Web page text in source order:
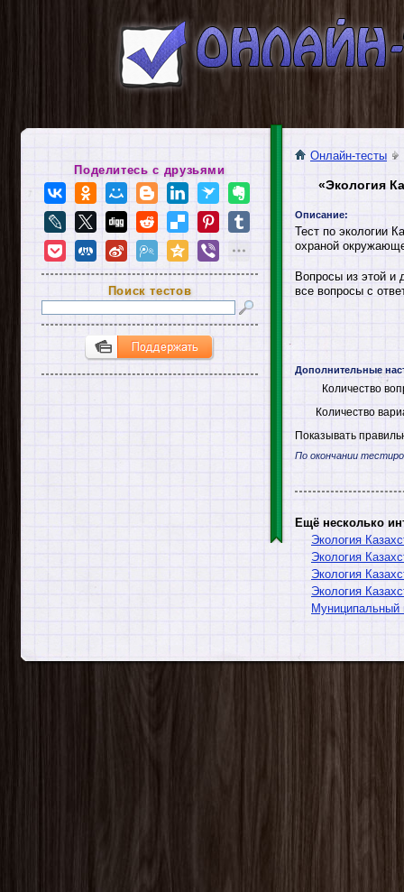
Онлайн-тесты
«Экология
Описание:
Тест по экологии
охраной
Вопросы из этой и
все вопросы с
Дополнительные
Количество
Количество
Показывать
По окончании
Ещё несколько
Экология
Экология
Экология
Экология
Муниципальный
Поделитесь с друзьями
Поиск тестов